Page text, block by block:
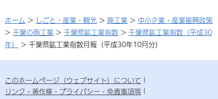
ホーム > しごと・産業・観光 > 商工業 > 中小企業・産業振興政策
> 千葉の商工業 > 千葉県鉱工業指数 > 千葉県鉱工業指数（平成30
年）
> 千葉県鉱工業指数月報（平成30年10月分）
このホームページ（ウェブサイト）について
リンク・著作権・プライバシー・免責事項等